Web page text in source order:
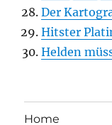
Der
Hitster
Helden
Home